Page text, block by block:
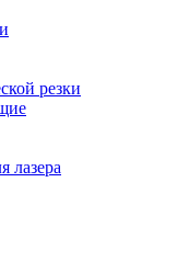
резки
лазера